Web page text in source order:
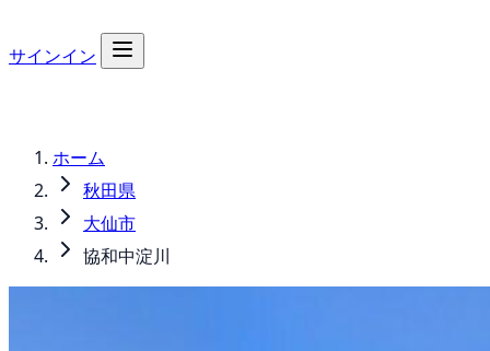
サインイン
ホーム
秋田県
大仙市
協和中淀川